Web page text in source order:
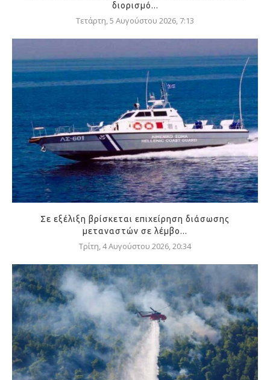
διορισμό...
Τετάρτη, 5 Αυγούστου 2026, 7:13
Σε εξέλιξη βρίσκεται επιχείρηση διάσωσης
μεταναστών σε λέμβο...
Τρίτη, 4 Αυγούστου 2026, 20:34